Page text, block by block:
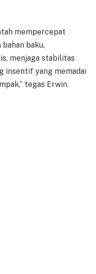
mempercepat
baku,
menjaga stabilitas
insentif yang memadai
tegas Erwin.